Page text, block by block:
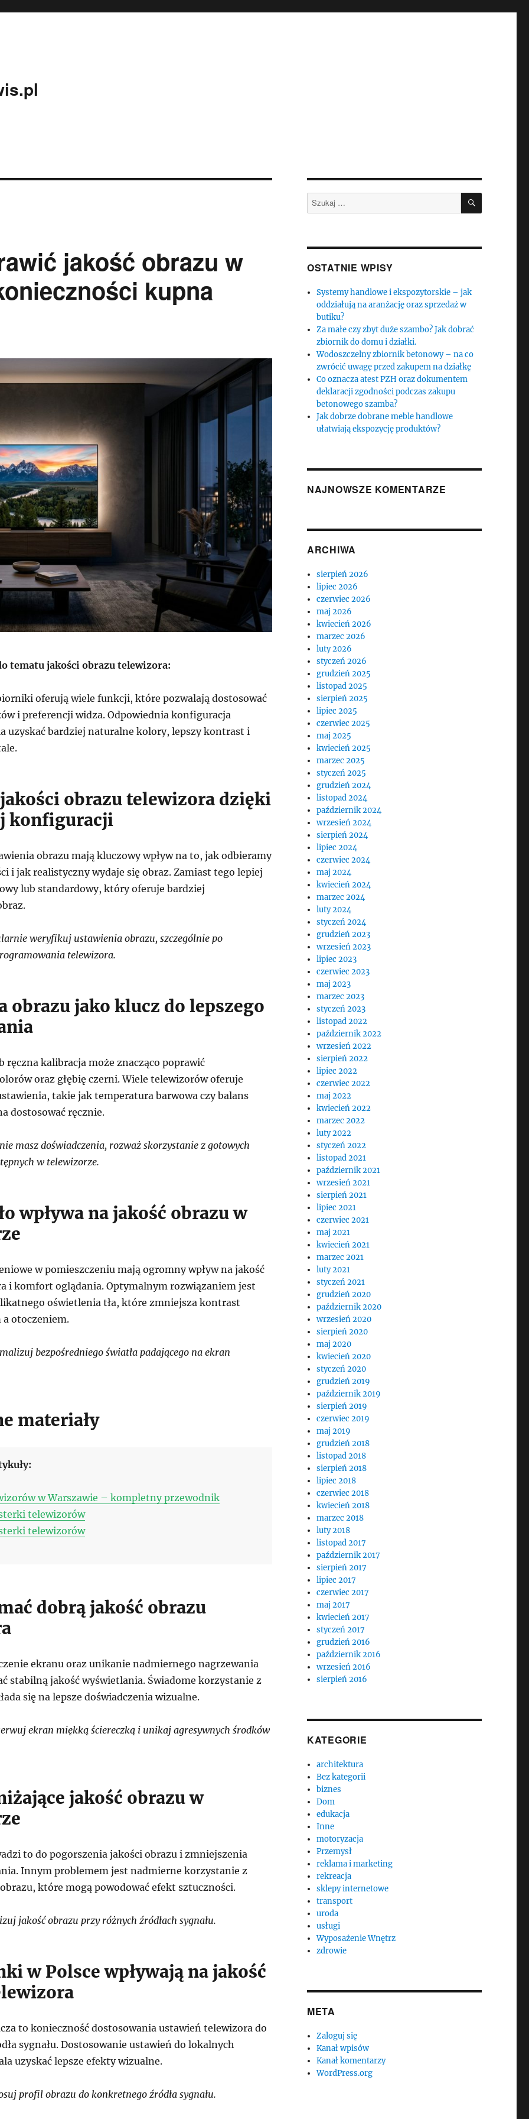
jakość obrazu w
kupna
tematu jakości obrazu telewizora:
oferują wiele funkcji, które pozwalają dostosować
i preferencji widza. Odpowiednia konfiguracja
uzyskać bardziej naturalne kolory, lepszy kontrast i
obrazu telewizora dzięki
konfiguracji
obrazu mają kluczowy wpływ na to, jak odbieramy
i jak realistyczny wydaje się obraz. Zamiast tego lepiej
lub standardowy, który oferuje bardziej
weryfikuj ustawienia obrazu, szczególnie po
telewizora.
obrazu jako klucz do lepszego
ręczna kalibracja może znacząco poprawić
oraz głębię czerni. Wiele telewizorów oferuje
takie jak temperatura barwowa czy balans
dostosować ręcznie.
masz doświadczenia, rozważ skorzystanie z gotowych
w telewizorze.
wpływa na jakość obrazu w
w pomieszczeniu mają ogromny wpływ na jakość
i komfort oglądania. Optymalnym rozwiązaniem jest
oświetlenia tła, które zmniejsza kontrast
otoczeniem.
bezpośredniego światła padającego na ekran
materiały
w Warszawie – kompletny przewodnik
telewizorów
telewizorów
dobrą jakość obrazu
ekranu oraz unikanie nadmiernego nagrzewania
stabilną jakość wyświetlania. Świadome korzystanie z
się na lepsze doświadczenia wizualne.
ekran miękką ściereczką i unikaj agresywnych środków
jakość obrazu w
to do pogorszenia jakości obrazu i zmniejszenia
Innym problemem jest nadmierne korzystanie z
które mogą powodować efekt sztuczności.
jakość obrazu przy różnych źródłach sygnału.
w Polsce wpływają na jakość
to konieczność dostosowania ustawień telewizora do
sygnału. Dostosowanie ustawień do lokalnych
uzyskać lepsze efekty wizualne.
profil obrazu do konkretnego źródła sygnału.
Szukaj: SZUKAJ
OSTATNIE WPISY
Systemy handlowe i ekspozytorskie – jak
oddziałują na aranżację oraz sprzedaż w
butiku?
Za małe czy zbyt duże szambo? Jak dobrać
zbiornik do domu i działki.
Wodoszczelny zbiornik betonowy – na co
zwrócić uwagę przed zakupem na działkę
Co oznacza atest PZH oraz dokumentem
deklaracji zgodności podczas zakupu
betonowego szamba?
Jak dobrze dobrane meble handlowe
ułatwiają ekspozycję produktów?
NAJNOWSZE KOMENTARZE
ARCHIWA
sierpień 2026
lipiec 2026
czerwiec 2026
maj 2026
kwiecień 2026
marzec 2026
luty 2026
styczeń 2026
grudzień 2025
listopad 2025
sierpień 2025
lipiec 2025
czerwiec 2025
maj 2025
kwiecień 2025
marzec 2025
styczeń 2025
grudzień 2024
listopad 2024
październik 2024
wrzesień 2024
sierpień 2024
lipiec 2024
czerwiec 2024
maj 2024
kwiecień 2024
marzec 2024
luty 2024
styczeń 2024
grudzień 2023
wrzesień 2023
lipiec 2023
czerwiec 2023
maj 2023
marzec 2023
styczeń 2023
listopad 2022
październik 2022
wrzesień 2022
sierpień 2022
lipiec 2022
czerwiec 2022
maj 2022
kwiecień 2022
marzec 2022
luty 2022
styczeń 2022
listopad 2021
październik 2021
wrzesień 2021
sierpień 2021
lipiec 2021
czerwiec 2021
maj 2021
kwiecień 2021
marzec 2021
luty 2021
styczeń 2021
grudzień 2020
październik 2020
wrzesień 2020
sierpień 2020
maj 2020
kwiecień 2020
styczeń 2020
grudzień 2019
październik 2019
sierpień 2019
czerwiec 2019
maj 2019
grudzień 2018
listopad 2018
sierpień 2018
lipiec 2018
czerwiec 2018
kwiecień 2018
marzec 2018
luty 2018
listopad 2017
październik 2017
sierpień 2017
lipiec 2017
czerwiec 2017
maj 2017
kwiecień 2017
styczeń 2017
grudzień 2016
październik 2016
wrzesień 2016
sierpień 2016
KATEGORIE
architektura
Bez kategorii
biznes
Dom
edukacja
Inne
motoryzacja
Przemysł
reklama i marketing
rekreacja
sklepy internetowe
transport
uroda
usługi
Wyposażenie Wnętrz
zdrowie
META
Zaloguj się
Kanał wpisów
Kanał komentarzy
WordPress.org